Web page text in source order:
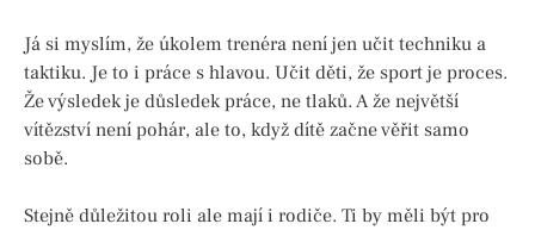
Já si myslím, že úkolem trenéra není jen učit techniku a
taktiku. Je to i práce s hlavou. Učit děti, že sport je proces.
Že výsledek je důsledek práce, ne tlaků. A že největší
vítězství není pohár, ale to, když dítě začne věřit samo
sobě.
Stejně důležitou roli ale mají i rodiče. Ti by měli být pro